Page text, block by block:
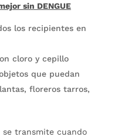
sin DENGUE
los recipientes en
cloro y cepillo
que puedan
floreros tarros,
se transmite cuando